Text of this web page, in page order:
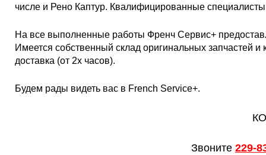
числе и Рено Каптур. Квалифицированные
На все выполненные работы Френч Сервис+
Имеется собственный склад оригинальных запчастей
доставка (от 2х часов).
Будем рады видеть вас в French Service+.
Звоните229-